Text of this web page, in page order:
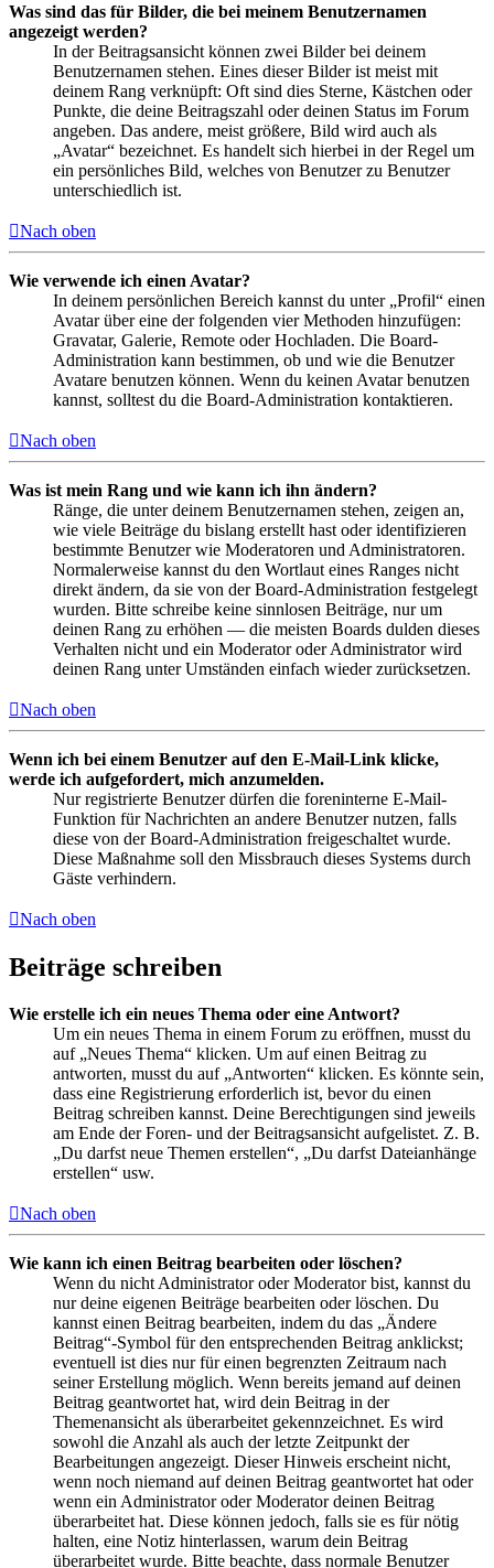
Was sind das für Bilder, die bei meinem Benutzernamen
angezeigt werden?
In der Beitragsansicht können zwei Bilder bei deinem
Benutzernamen stehen. Eines dieser Bilder ist meist mit
deinem Rang verknüpft: Oft sind dies Sterne, Kästchen oder
Punkte, die deine Beitragszahl oder deinen Status im Forum
angeben. Das andere, meist größere, Bild wird auch als
„Avatar“ bezeichnet. Es handelt sich hierbei in der Regel um
ein persönliches Bild, welches von Benutzer zu Benutzer
unterschiedlich ist.
Nach oben
Wie verwende ich einen Avatar?
In deinem persönlichen Bereich kannst du unter „Profil“ einen
Avatar über eine der folgenden vier Methoden hinzufügen:
Gravatar, Galerie, Remote oder Hochladen. Die Board-
Administration kann bestimmen, ob und wie die Benutzer
Avatare benutzen können. Wenn du keinen Avatar benutzen
kannst, solltest du die Board-Administration kontaktieren.
Nach oben
Was ist mein Rang und wie kann ich ihn ändern?
Ränge, die unter deinem Benutzernamen stehen, zeigen an,
wie viele Beiträge du bislang erstellt hast oder identifizieren
bestimmte Benutzer wie Moderatoren und Administratoren.
Normalerweise kannst du den Wortlaut eines Ranges nicht
direkt ändern, da sie von der Board-Administration festgelegt
wurden. Bitte schreibe keine sinnlosen Beiträge, nur um
deinen Rang zu erhöhen — die meisten Boards dulden dieses
Verhalten nicht und ein Moderator oder Administrator wird
deinen Rang unter Umständen einfach wieder zurücksetzen.
Nach oben
Wenn ich bei einem Benutzer auf den E-Mail-Link klicke,
werde ich aufgefordert, mich anzumelden.
Nur registrierte Benutzer dürfen die foreninterne E-Mail-
Funktion für Nachrichten an andere Benutzer nutzen, falls
diese von der Board-Administration freigeschaltet wurde.
Diese Maßnahme soll den Missbrauch dieses Systems durch
Gäste verhindern.
Nach oben
Beiträge schreiben
Wie erstelle ich ein neues Thema oder eine Antwort?
Um ein neues Thema in einem Forum zu eröffnen, musst du
auf „Neues Thema“ klicken. Um auf einen Beitrag zu
antworten, musst du auf „Antworten“ klicken. Es könnte sein,
dass eine Registrierung erforderlich ist, bevor du einen
Beitrag schreiben kannst. Deine Berechtigungen sind jeweils
am Ende der Foren- und der Beitragsansicht aufgelistet. Z. B.
„Du darfst neue Themen erstellen“, „Du darfst Dateianhänge
erstellen“ usw.
Nach oben
Wie kann ich einen Beitrag bearbeiten oder löschen?
Wenn du nicht Administrator oder Moderator bist, kannst du
nur deine eigenen Beiträge bearbeiten oder löschen. Du
kannst einen Beitrag bearbeiten, indem du das „Ändere
Beitrag“-Symbol für den entsprechenden Beitrag anklickst;
eventuell ist dies nur für einen begrenzten Zeitraum nach
seiner Erstellung möglich. Wenn bereits jemand auf deinen
Beitrag geantwortet hat, wird dein Beitrag in der
Themenansicht als überarbeitet gekennzeichnet. Es wird
sowohl die Anzahl als auch der letzte Zeitpunkt der
Bearbeitungen angezeigt. Dieser Hinweis erscheint nicht,
wenn noch niemand auf deinen Beitrag geantwortet hat oder
wenn ein Administrator oder Moderator deinen Beitrag
überarbeitet hat. Diese können jedoch, falls sie es für nötig
halten, eine Notiz hinterlassen, warum dein Beitrag
überarbeitet wurde. Bitte beachte, dass normale Benutzer